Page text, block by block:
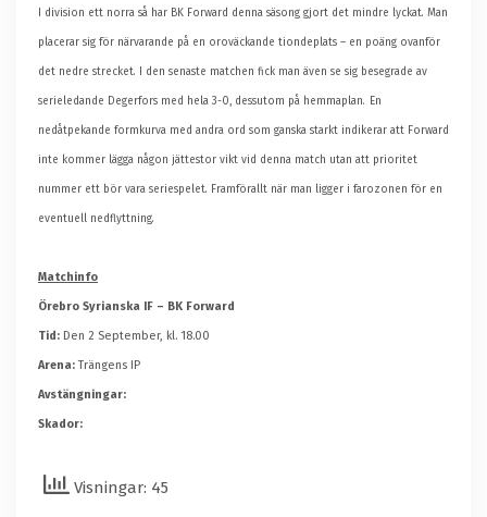
I division ett norra så har BK Forward denna säsong gjort det mindre lyckat. Man
placerar sig för närvarande på en oroväckande tiondeplats – en poäng ovanför
det nedre strecket. I den senaste matchen fick man även se sig besegrade av
serieledande Degerfors med hela 3-0, dessutom på hemmaplan. En
nedåtpekande formkurva med andra ord som ganska starkt indikerar att Forward
inte kommer lägga någon jättestor vikt vid denna match utan att prioritet
nummer ett bör vara seriespelet. Framförallt när man ligger i farozonen för en
eventuell nedflyttning.
Matchinfo
Örebro Syrianska IF – BK Forward
Tid: Den 2 September, kl. 18.00
Arena:Trängens IP
Avstängningar:
Skador:
Visningar: 45